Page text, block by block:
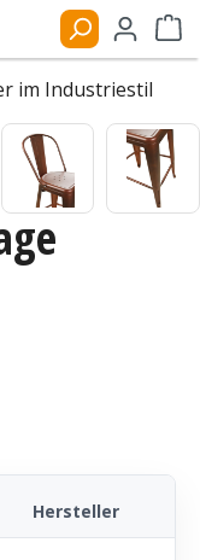
Hersteller
im Industriestil